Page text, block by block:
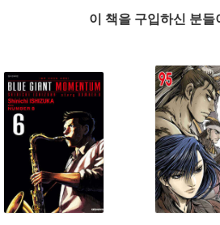
이 책을 구입하신 분